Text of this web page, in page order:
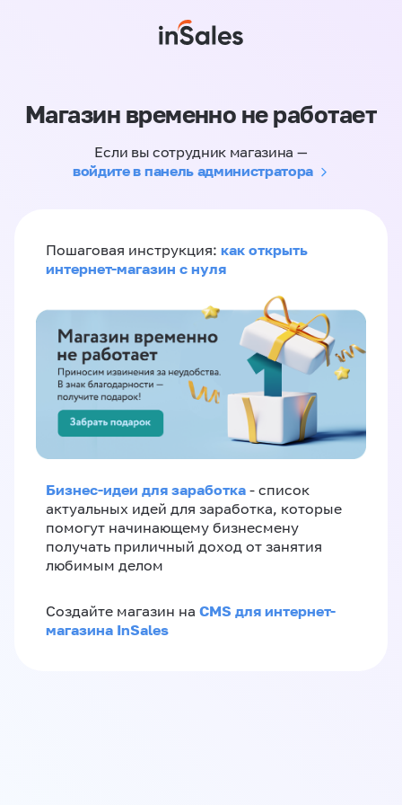
Магазин временно не работает
Если вы сотрудник магазина —
войдите в панель администратора
Пошаговая инструкция: как открыть
интернет-магазин с нуля
Бизнес-идеи для заработка - список
актуальных идей для заработка, которые
помогут начинающему бизнесмену
получать приличный доход от занятия
любимым делом
Создайте магазин на CMS для интернет-
магазина InSales